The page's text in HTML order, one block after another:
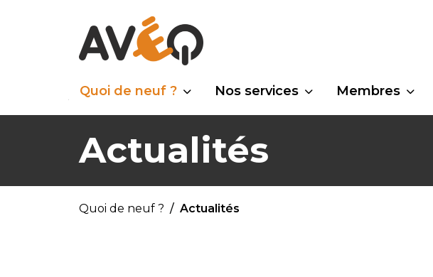
Quoi de neuf ? Nos services Membres
Actualités
Quoi de neuf ? Actualités